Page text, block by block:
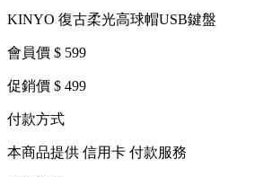
KINYO 復古柔光高球帽USB鍵盤
會員價 $ 599
促銷價 $ 499
付款方式
本商品提供 信用卡 付款服務